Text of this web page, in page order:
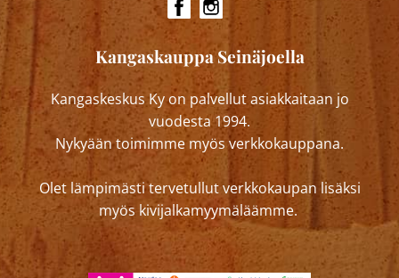
Kangaskauppa Seinäjoella
Kangaskeskus Ky on palvellut asiakkaitaan jo
vuodesta 1994.
Nykyään toimimme myös verkkokauppana.
Olet lämpimästi tervetullut verkkokaupan lisäksi
myös kivijalkamyymäläämme.